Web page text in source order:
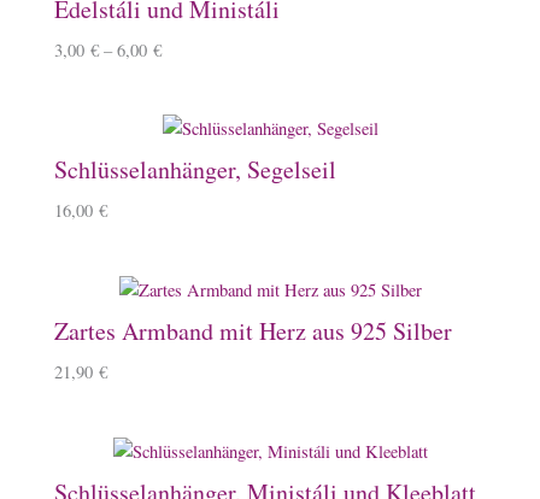
Edelstáli und Ministáli
3,00 € –6,00 €
Schlüsselanhänger, Segelseil
16,00 €
Zartes Armband mit Herz aus 925 Silber
21,90 €
Schlüsselanhänger, Ministáli und Kleeblatt